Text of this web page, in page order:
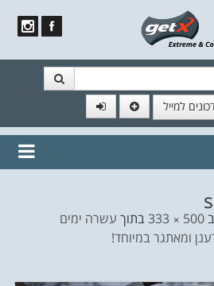
למייל
תפוצה!
נשמח
ב500 × 333 בתוך עשרה ימים
ומאתגר במיוחד!